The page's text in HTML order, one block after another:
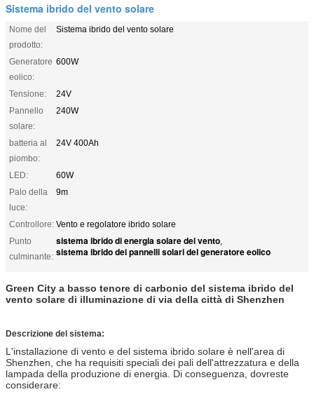
Sistema ibrido del vento solare
Nome del
prodotto:
Sistema ibrido del vento solare
Generatore
eolico:
600W
Tensione:
24V
Pannello
solare:
240W
batteria al
piombo:
24V 400Ah
LED:
60W
Palo della
luce:
9m
Controllore: Vento e regolatore ibrido solare
Punto
culminante:
sistema ibrido di energia solare del vento,
sistema ibrido dei pannelli solari del generatore eolico
Green City a basso tenore di carbonio del sistema ibrido del
vento solare di illuminazione di via della città di Shenzhen
Descrizione del sistema:
L'installazione di vento e del sistema ibrido solare è nell'area di
Shenzhen, che ha requisiti speciali dei pali dell'attrezzatura e della
lampada della produzione di energia. Di conseguenza, dovreste
considerare: